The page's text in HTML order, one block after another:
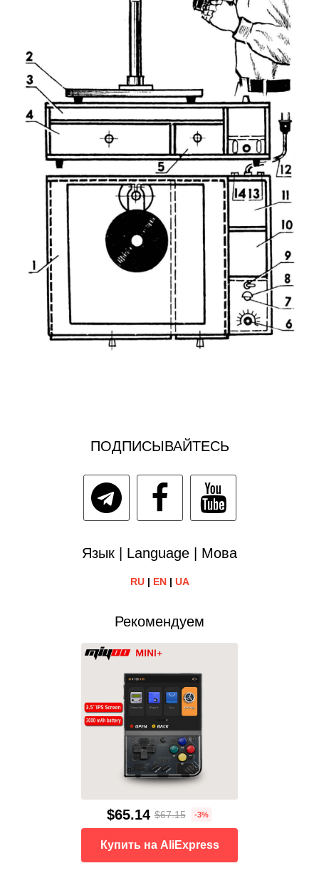
ПОДПИСЫВАЙТЕСЬ
Язык | Language | Мова
RU| EN| UA
Рекомендуем
$65.14 $67.15 -3%
Купить на AliExpress